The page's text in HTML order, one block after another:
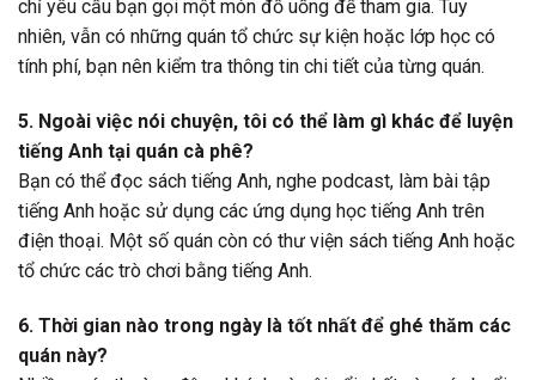
chỉ yêu cầu bạn gọi một món đồ uống để tham gia. Tuy
nhiên, vẫn có những quán tổ chức sự kiện hoặc lớp học có
tính phí, bạn nên kiểm tra thông tin chi tiết của từng quán.
5. Ngoài việc nói chuyện, tôi có thể làm gì khác để luyện
tiếng Anh tại quán cà phê?
Bạn có thể đọc sách tiếng Anh, nghe podcast, làm bài tập
tiếng Anh hoặc sử dụng các ứng dụng học tiếng Anh trên
điện thoại. Một số quán còn có thư viện sách tiếng Anh hoặc
tổ chức các trò chơi bằng tiếng Anh.
6. Thời gian nào trong ngày là tốt nhất để ghé thăm các
quán này?